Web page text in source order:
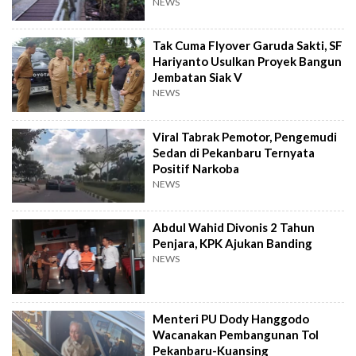
Tak Cuma Flyover Garuda Sakti, SF
Hariyanto Usulkan Proyek Bangun
Jembatan Siak V
NEWS
Viral Tabrak Pemotor, Pengemudi
Sedan di Pekanbaru Ternyata
Positif Narkoba
NEWS
Abdul Wahid Divonis 2 Tahun
Penjara, KPK Ajukan Banding
NEWS
Menteri PU Dody Hanggodo
Wacanakan Pembangunan Tol
Pekanbaru-Kuansing